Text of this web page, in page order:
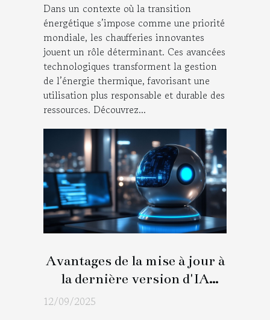
Dans un contexte où la transition
énergétique s’impose comme une priorité
mondiale, les chaufferies innovantes
jouent un rôle déterminant. Ces avancées
technologiques transforment la gestion
de l’énergie thermique, favorisant une
utilisation plus responsable et durable des
ressources. Découvrez...
Avantages de la mise à jour à
la dernière version d'IA
conversationnelle
12/09/2025